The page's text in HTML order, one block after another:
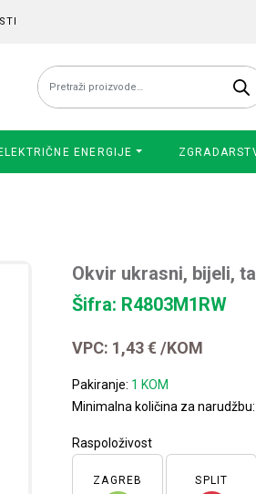
Pretraži:
ENERGIJE
Okvir ukrasni, bijeli,
Šifra: R4803M1RW
VPC: 1,43€ /KOM
Pakiranje: 1 KOM
Minimalna količina za narudžbu:
Raspoloživost
ZAGREB SPLIT